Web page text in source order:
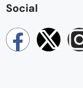
Social